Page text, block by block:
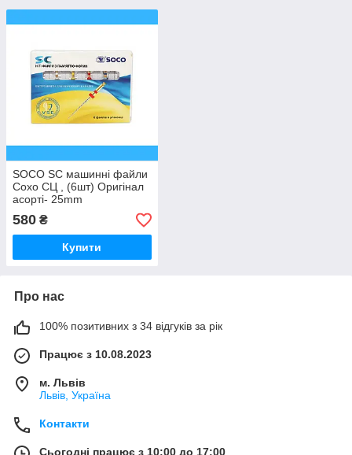
SOCO SC машинні файли
Сохо СЦ , (6шт) Оригінал
асорті- 25mm
580 ₴
Купити
Про нас
100% позитивних з 34 відгуків за рік
Працює з 10.08.2023
м. Львів
Львів, Україна
Контакти
Сьогодні працює з 10:00 до 17:00